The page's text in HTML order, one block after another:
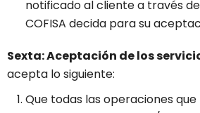
notificado al cliente a través
COFISA decida para su
Sexta: Aceptación de los
acepta lo siguiente:
Que todas las operaciones